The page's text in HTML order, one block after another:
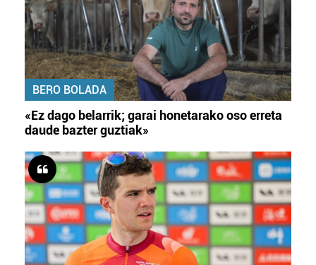
BERO BOLADA
«Ez dago belarrik; garai honetarako oso erreta
daude bazter guztiak»